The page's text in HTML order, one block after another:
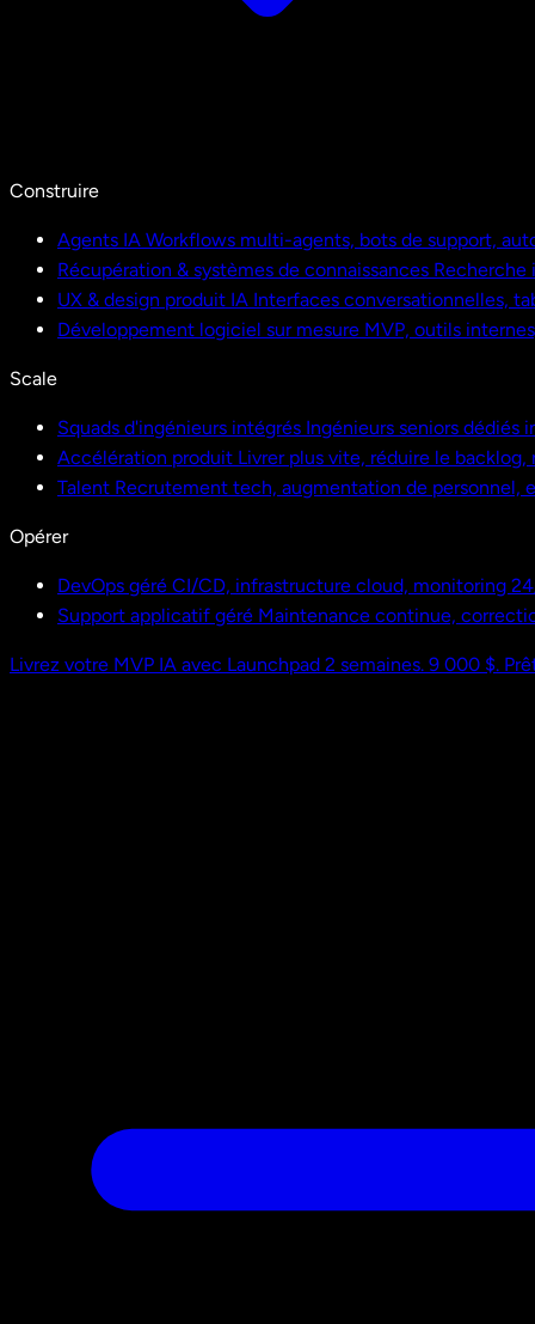
Construire
Agents IA Workflows multi-agents, bots de support,
Récupération & systèmes de connaissances Recherche
UX & design produit IA Interfaces conversationnelles,
Développement logiciel sur mesure MVP, outils
Scale
Squads d'ingénieurs intégrés Ingénieurs seniors dédiés
Accélération produit Livrer plus vite, réduire le
Talent Recrutement tech, augmentation de personnel,
Opérer
DevOps géré CI/CD, infrastructure cloud, monitoring
Support applicatif géré Maintenance continue,
Livrez votre MVP IA avec Launchpad 2 semaines. 9 000 $.